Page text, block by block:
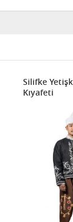
Silifke
Kıyafeti